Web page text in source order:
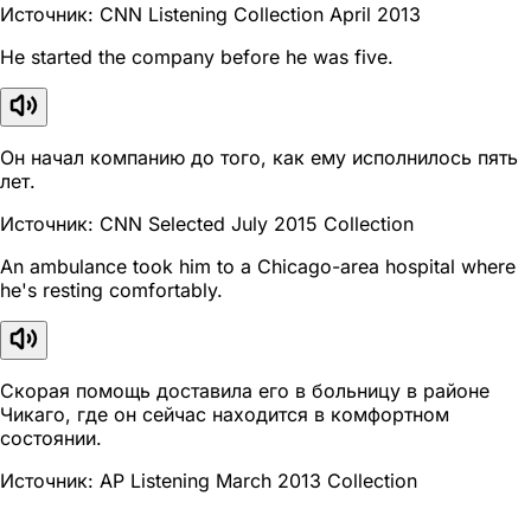
Источник: CNN Listening Collection April 2013
He started the company before he was five.
Он начал компанию до того, как ему исполнилось пять
лет.
Источник: CNN Selected July 2015 Collection
An ambulance took him to a Chicago-area hospital where
he's resting comfortably.
Скорая помощь доставила его в больницу в районе
Чикаго, где он сейчас находится в комфортном
состоянии.
Источник: AP Listening March 2013 Collection